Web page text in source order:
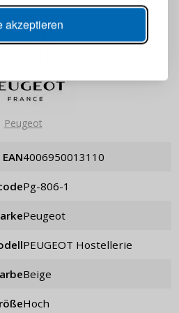
akzeptieren
Peugeot
EAN 4006950013110
pg-806-1
Peugeot
PEUGEOT Hostellerie
Beige
hoch